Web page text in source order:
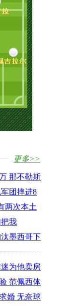
更多>>
那不勒斯
团摔进8
两次本土
我
墨西哥下
为他卖房
范佩西体
婚 无奈球